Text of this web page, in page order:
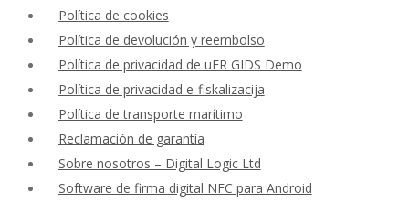
Política de cookies
Política de devolución y reembolso
Política de privacidad de uFR GIDS Demo
Política de privacidad e-fiskalizacija
Política de transporte marítimo
Reclamación de garantía
Sobre nosotros – Digital Logic Ltd
Software de firma digital NFC para Android